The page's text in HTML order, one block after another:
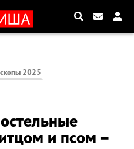
2025
и псом –